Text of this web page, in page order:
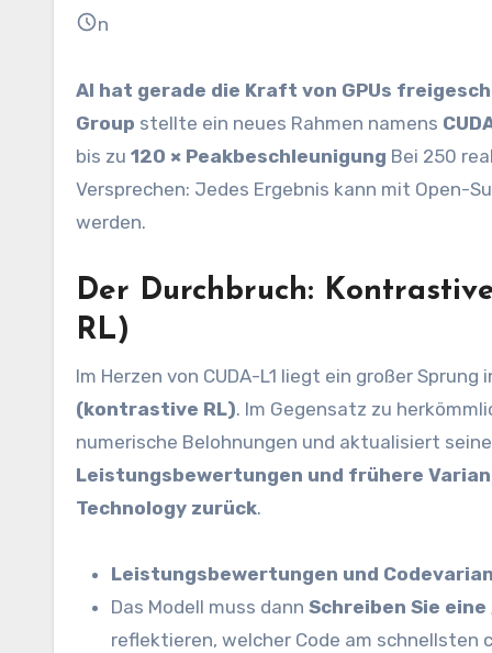
n
AI hat gerade die Kraft von GPUs
Group stellte ein neues Rahmen namens
bis zu 120 × Peakbeschleunigung Bei 250
Versprechen: Jedes Ergebnis kann mit Open-
werden.
Der Durchbruch:
RL)
Im Herzen von CUDA-L1 liegt ein großer
(kontrastive RL). Im Gegensatz zu
numerische Belohnungen und aktualisiert
Leistungsbewertungen und frühere
Technology zurück.
Leistungsbewertungen und
Das Modell muss dann Schreiben Sie
reflektieren, welcher Code am schnellsten